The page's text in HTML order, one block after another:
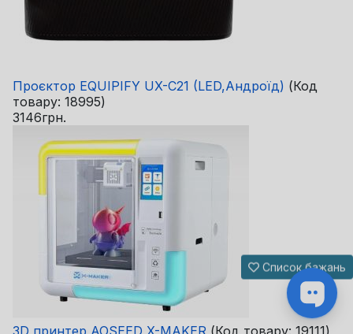
Проєктор EQUIPIFY UX-C21 (LED,Андроїд) (Код
товару: 18995)
3146грн.
3D принтер AOSEED X-MAKER (Код товару: 19111)
Список бажань